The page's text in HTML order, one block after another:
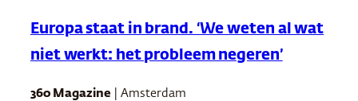
Europa staat in brand. ‘We weten al wat
niet werkt: het probleem negeren’
360 Magazine | Amsterdam